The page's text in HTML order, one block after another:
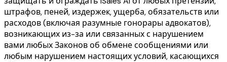
штрафов, пеней, издержек, ущерба, обязательств или
расходов (включая разумные гонорары адвокатов),
возникающих из-за или связанных с нарушением
вами любых Законов об обмене сообщениями или
любым нарушением настоящих условий, касающихся